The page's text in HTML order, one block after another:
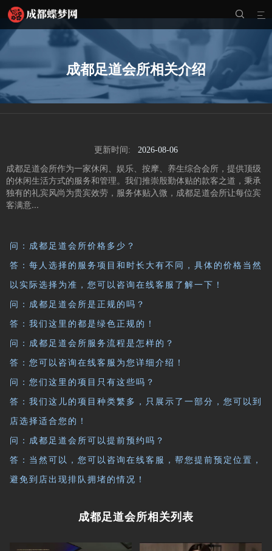


成都足道会所相关介绍
更新时间: 2026-08-06
成都足道会所作为一家休闲、娱乐、按摩、养生综合会所，提供顶级
的休闲生活方式的服务和管理。我们推崇殷勤体贴的款客之道，秉承
独有的礼宾风尚为贵宾效劳，服务体贴入微，成都足道会所让每位宾
客满意...
问：成都足道会所价格多少？
答：每人选择的服务项目和时长大有不同，具体的价格当然
以实际选择为准，您可以咨询在线客服了解一下！
问：成都足道会所是正规的吗？
答：我们这里的都是绿色正规的！
问：成都足道会所服务流程是怎样的？
答：您可以咨询在线客服为您详细介绍！
问：您们这里的项目只有这些吗？
答：我们这儿的项目种类繁多，只展示了一部分，您可以到
店选择适合您的！
问：成都足道会所可以提前预约吗？
答：当然可以，您可以咨询在线客服，帮您提前预定位置，
避免到店出现排队拥堵的情况！
成都足道会所相关列表